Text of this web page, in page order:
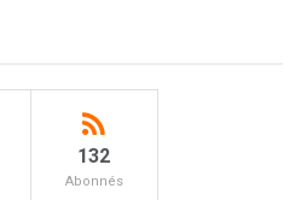
132
Abonnés